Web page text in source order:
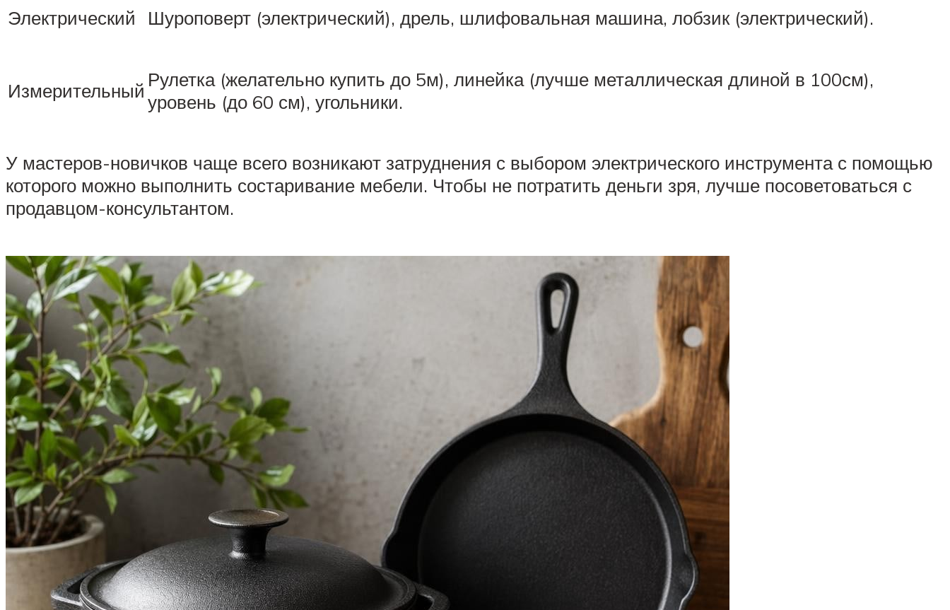
Электрический Шуроповерт (электрический), дрель, шлифовальная машина, лобзик (электрический).
Измерительный Рулетка (желательно купить до 5м), линейка (лучше металлическая длиной в 100см),
уровень (до 60 см), угольники.
У мастеров-новичков чаще всего возникают затруднения с выбором электрического инструмента с помощью
которого можно выполнить состаривание мебели. Чтобы не потратить деньги зря, лучше посоветоваться с
продавцом-консультантом.